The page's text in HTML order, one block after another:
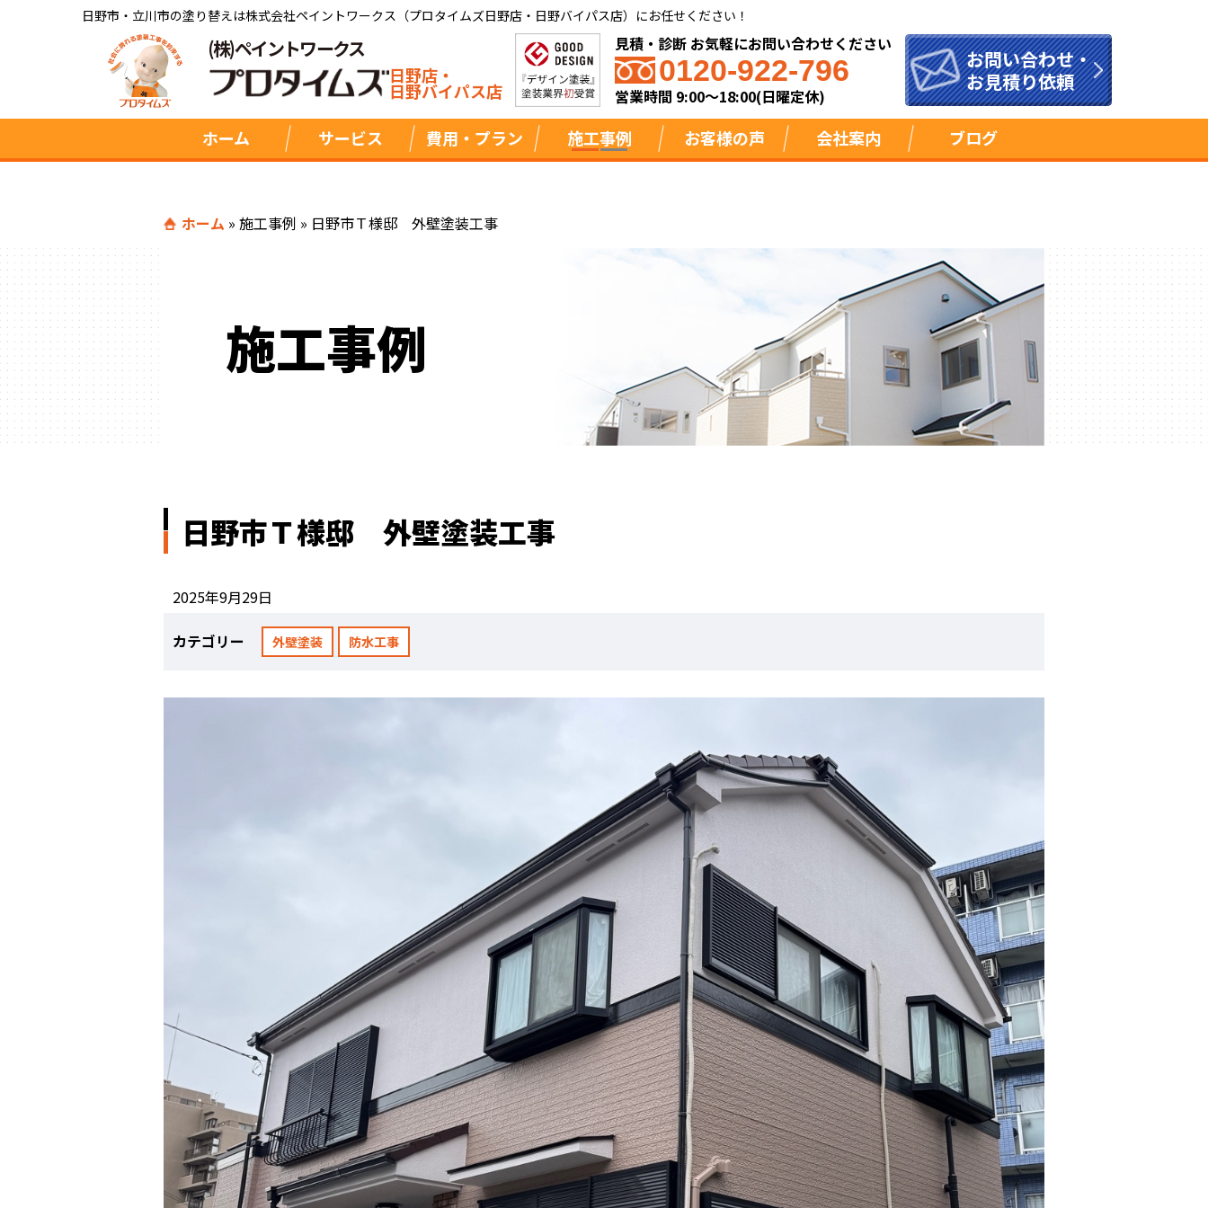
日野市・立川市の塗り替えは株式会社ペイントワークス（プロタイムズ日野店・日野バイパス店）にお任せください！
(株)ペイントワークス
日野店・
日野バイパス店
見積・診断 お気軽にお問い合わせください
0120-922-796
営業時間 9:00～18:00(日曜定休)
お問い合わせ・
お見積り依頼
ホーム サービス 費用・プラン 施工事例 お客様の声 会社案内 ブログ
ホーム » 施工事例 » 日野市Ｔ様邸 外壁塗装工事
施工事例
日野市Ｔ様邸 外壁塗装工事
2025年9月29日
カテゴリー 外壁塗装 防水工事